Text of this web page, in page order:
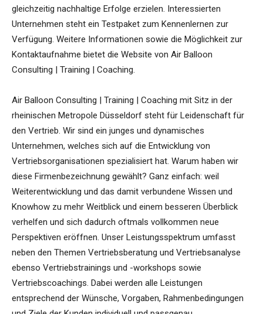
gleichzeitig nachhaltige Erfolge erzielen. Interessierten
Unternehmen steht ein Testpaket zum Kennenlernen zur
Verfügung. Weitere Informationen sowie die Möglichkeit zur
Kontaktaufnahme bietet die Website von Air Balloon
Consulting | Training | Coaching.
Air Balloon Consulting | Training | Coaching mit Sitz in der
rheinischen Metropole Düsseldorf steht für Leidenschaft für
den Vertrieb. Wir sind ein junges und dynamisches
Unternehmen, welches sich auf die Entwicklung von
Vertriebsorganisationen spezialisiert hat. Warum haben wir
diese Firmenbezeichnung gewählt? Ganz einfach: weil
Weiterentwicklung und das damit verbundene Wissen und
Knowhow zu mehr Weitblick und einem besseren Überblick
verhelfen und sich dadurch oftmals vollkommen neue
Perspektiven eröffnen. Unser Leistungsspektrum umfasst
neben den Themen Vertriebsberatung und Vertriebsanalyse
ebenso Vertriebstrainings und -workshops sowie
Vertriebscoachings. Dabei werden alle Leistungen
entsprechend der Wünsche, Vorgaben, Rahmenbedingungen